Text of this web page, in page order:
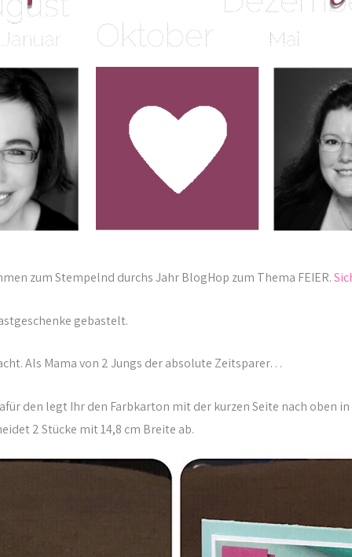
zum Stempelnd durchs Jahr BlogHop zum Thema FEIER.
gebastelt.
Als Mama von 2 Jungs der absolute Zeitsparer…
den legt Ihr den Farbkarton mit der kurzen Seite nach oben
2 Stücke mit 14,8 cm Breite ab.